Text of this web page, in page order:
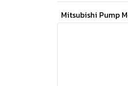
Mitsubishi Pump